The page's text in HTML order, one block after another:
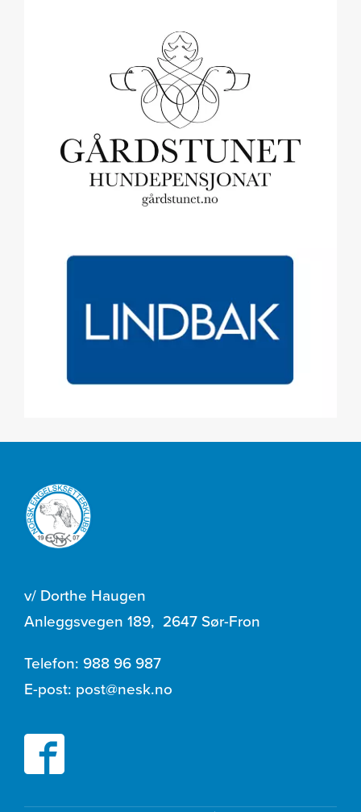
v/ Dorthe Haugen
Anleggsvegen 189, 2647 Sør-Fron
Telefon: 988 96 987
E-post: post@nesk.no